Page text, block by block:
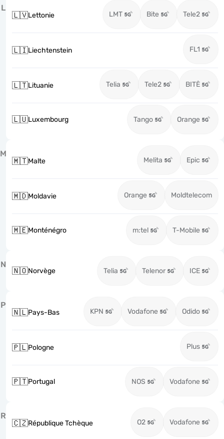
L
🇱🇻Lettonie LMT Bite Tele2
🇱🇮Liechtenstein FL1
🇱🇹Lituanie Telia Tele2 BITĖ
🇱🇺Luxembourg Tango Orange
M
🇲🇹Malte Melita Epic
🇲🇩Moldavie Orange Moldtelecom
🇲🇪Monténégro m:tel T-Mobile
N
🇳🇴Norvège Telia Telenor ICE
P
🇳🇱Pays-Bas KPN Vodafone Odido
🇵🇱Pologne Plus
🇵🇹Portugal NOS Vodafone
R
🇨🇿République Tchèque O2 Vodafone